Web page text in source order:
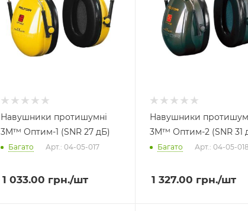
Навушники протишумні
3M™ Оптим-1 (SNR 27 дБ)
Багато Арт.: 04-05-017
1 033.00 грн./шт
Навушники
3M™ Оптим-2 (SNR 31
Багато Арт.: 04-05-018
1 327.00 грн./шт